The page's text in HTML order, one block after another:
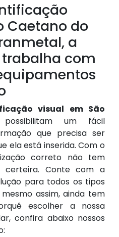
Caetano do
a
com
visual em São
um fácil
que precisa ser
ela está inserida. Com o
correto não tem
certeira. Conte com a
para todos os tipos
assim, ainda tem
escolher a nossa
confira abaixo nossos